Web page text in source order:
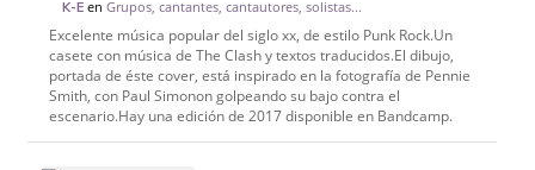
K-E enGrupos, cantantes, cantautores, solistas...
Excelente música popular del siglo xx, de estilo Punk Rock.Un
casete con música de The Clash y textos traducidos.El dibujo,
portada de éste cover, está inspirado en la fotografía de Pennie
Smith, con Paul Simonon golpeando su bajo contra el
escenario.Hay una edición de 2017 disponible en Bandcamp.